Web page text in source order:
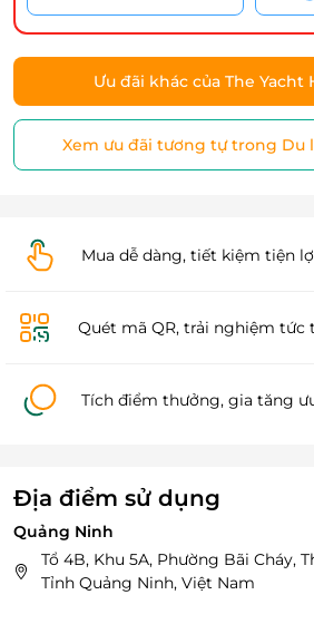
Ưu đãi khác của The Yacht
Xem ưu đãi tương tự trong Du
Mua dễ dàng, tiết kiệm tiện
Quét mã QR, trải nghiệm tức
Tích điểm thưởng, gia tăng
Địa điểm sử dụng
Quảng Ninh
Tổ 4B, Khu 5A, Phường Bãi Cháy,
Tỉnh Quảng Ninh, Việt Nam